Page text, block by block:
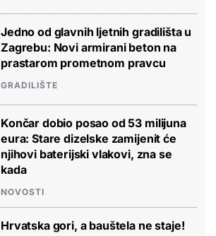
Jedno od glavnih ljetnih gradilišta u
Zagrebu: Novi armirani beton na
prastarom prometnom pravcu
GRADILIŠTE
Končar dobio posao od 53 milijuna
eura: Stare dizelske zamijenit će
njihovi baterijski vlakovi, zna se
kada
NOVOSTI
Hrvatska gori, a bauštela ne staje!